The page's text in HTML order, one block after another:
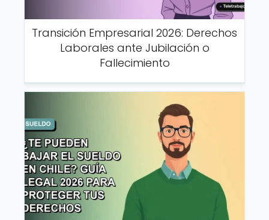
Transición Empresarial 2026: Derechos
Laborales ante Jubilación o
Fallecimiento